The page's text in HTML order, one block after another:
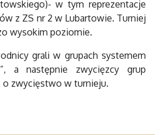
w tym reprezentacje
z ZS nr 2 w Lubartowie. Turniej
wysokim poziomie.
grali w grupach systemem
a następnie zwycięzcy grup
o zwycięstwo w turnieju.